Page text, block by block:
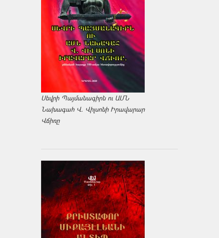
Սեվրի Պայմանագիրն ու ԱՄՆ
Նախագահ Վ. Վիլսոնի Իրավարար
Վճիռը